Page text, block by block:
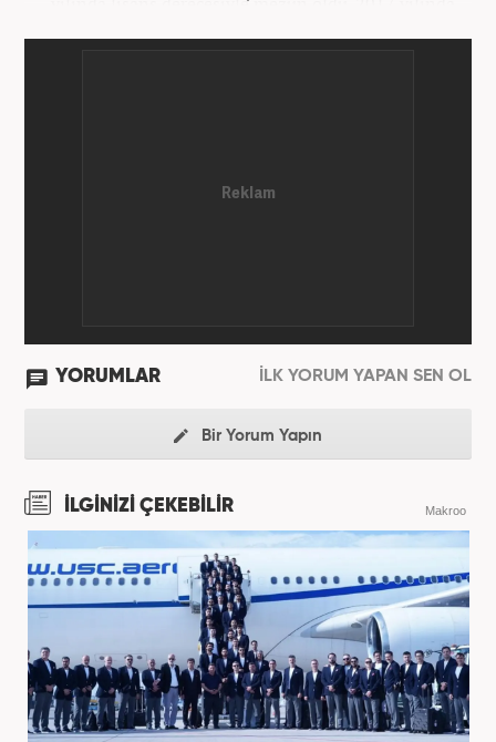
Kanal 7 Medya Grubu’na bağlı Haber7.com’da editör
YORUMLAR İLK YORUM YAPAN SEN OL
Bir Yorum Yapın
İLGİNİZİ ÇEKEBİLİR Makroo